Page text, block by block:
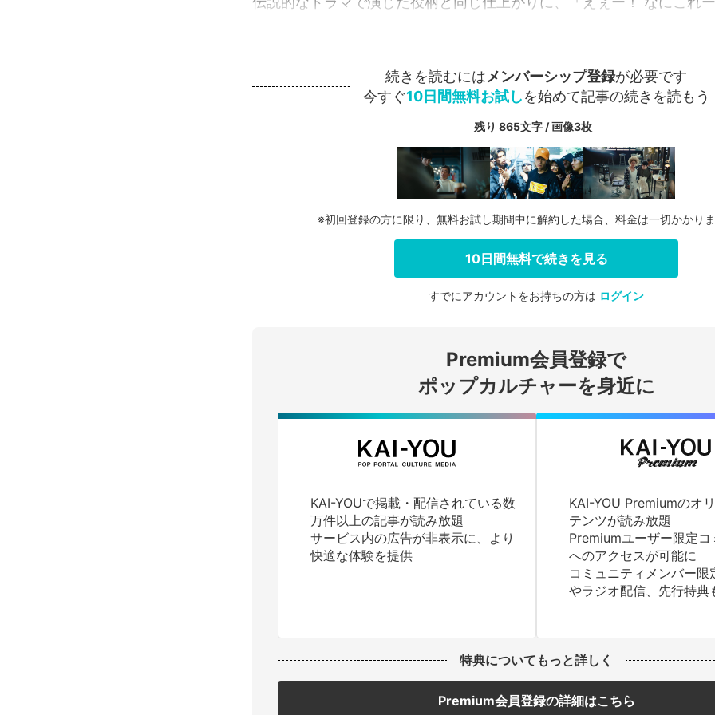
続きを読むにはメンバーシップ登録が必要です
今すぐ10日間無料お試しを始めて記事の続きを読もう
残り 865文字 / 画像3枚
ログインする
※初回登録の方に限り、無料お試し期間中に解約した場合、料金は一切かかりま
10日間無料で続きを見る
すでにアカウントをお持ちの方は ログイン
Premium会員登録で
ポップカルチャーを身近に
KAI-YOUで掲載・配信されている数
万件以上の記事が読み放題
サービス内の広告が非表示に、より
快適な体験を提供
KAI-YOU Premiumのオ
テンツが読み放題
Premiumユーザー限定コ
へのアクセスが可能に
コミュニティメンバー限
やラジオ配信、先行特典
特典についてもっと詳しく
Premium会員登録の詳細はこちら